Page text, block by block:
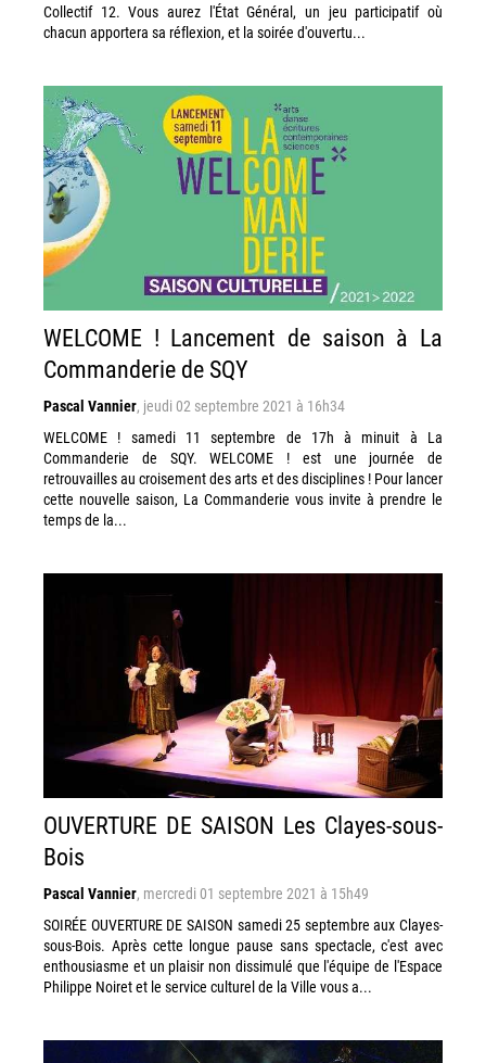
Collectif 12. Vous aurez l'État Général, un jeu participatif où
chacun apportera sa réflexion, et la soirée d'ouvertu...
WELCOME ! Lancement de saison à La
Commanderie de SQY
Pascal Vannier, jeudi 02 septembre 2021 à 16h34
WELCOME ! samedi 11 septembre de 17h à minuit à La
Commanderie de SQY. WELCOME ! est une journée de
retrouvailles au croisement des arts et des disciplines ! Pour lancer
cette nouvelle saison, La Commanderie vous invite à prendre le
temps de la...
OUVERTURE DE SAISON Les Clayes-sous-
Bois
Pascal Vannier, mercredi 01 septembre 2021 à 15h49
SOIRÉE OUVERTURE DE SAISON samedi 25 septembre aux Clayes-
sous-Bois. Après cette longue pause sans spectacle, c'est avec
enthousiasme et un plaisir non dissimulé que l'équipe de l'Espace
Philippe Noiret et le service culturel de la Ville vous a...